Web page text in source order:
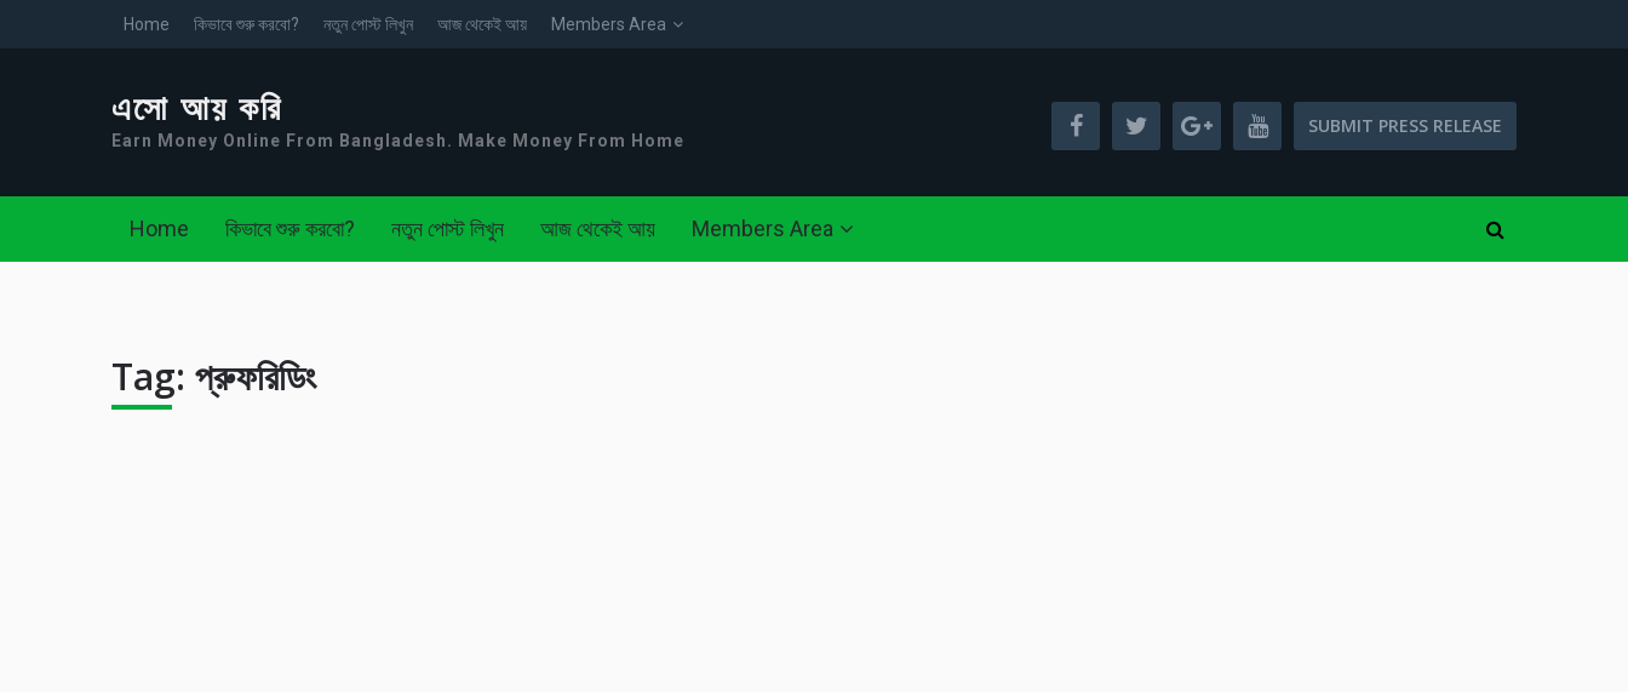
Home কিভাবে শুরু করবো? নতুন পোস্ট লিখুন আজ থেকেই আয় Members Area
এসো আয় করি
Earn Money Online From Bangladesh. Make Money From Home
SUBMIT PRESS RELEASE
Home কিভাবে শুরু করবো? নতুন পোস্ট লিখুন আজ থেকেই আয় Members Area
Tag: প্রুফরিডিং